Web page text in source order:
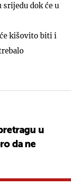
dok će u
kišovito biti i
u
da ne